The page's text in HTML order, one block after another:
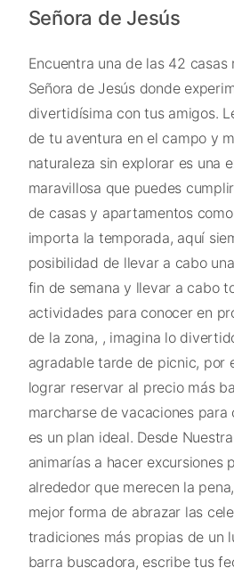
Señora de Jesús
Encuentra una de las 42 casas
Señora de Jesús donde
divertidísima con tus amigos.
de tu aventura en el campo y
naturaleza sin explorar es una
maravillosa que puedes
de casas y apartamentos
importa la temporada, aquí
posibilidad de llevar a cabo
fin de semana y llevar a cabo
actividades para conocer en
de la zona, , imagina lo
agradable tarde de picnic, por
lograr reservar al precio más
marcharse de vacaciones para
es un plan ideal. Desde
animarías a hacer excursiones
alrededor que merecen la
mejor forma de abrazar las
tradiciones más propias de un
barra buscadora, escribe tus